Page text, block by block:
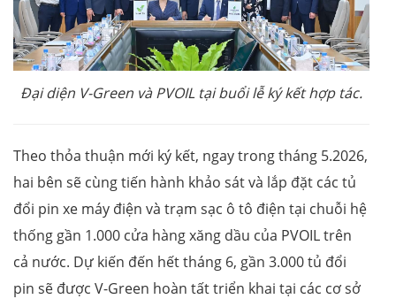
Đại diện V-Green và PVOIL tại buổi lễ ký kết hợp tác.
Theo thỏa thuận mới ký kết, ngay trong tháng 5.2026,
hai bên sẽ cùng tiến hành khảo sát và lắp đặt các tủ
đổi pin xe máy điện và trạm sạc ô tô điện tại chuỗi hệ
thống gần 1.000 cửa hàng xăng dầu của PVOIL trên
cả nước. Dự kiến đến hết tháng 6, gần 3.000 tủ đổi
pin sẽ được V-Green hoàn tất triển khai tại các cơ sở